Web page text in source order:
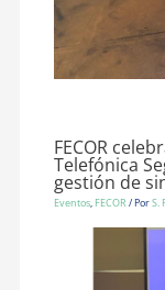
FECOR
Telefónica
gestión de
Eventos, FECOR / PorS.